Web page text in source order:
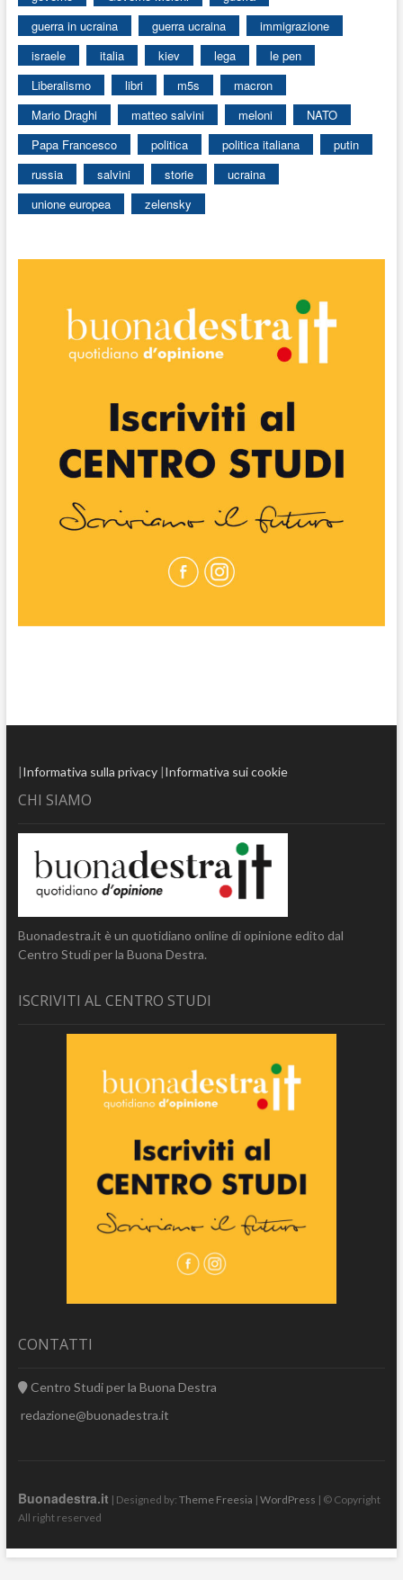
guerra in ucraina
guerra ucraina
immigrazione
israele
italia kiev lega
le pen
Liberalismo
libri m5s
macron
Mario Draghi
matteo salvini meloni
NATO
Papa Francesco
politica politica italiana
putin
russia
salvini storie
ucraina
unione europea
zelensky
|Informativa sulla privacy|Informativa sui cookie
CHI SIAMO
Buonadestra.it è un quotidiano online di opinione edito dal
Centro Studi per la Buona Destra.
ISCRIVITI AL CENTRO STUDI
CONTATTI
Centro Studi per la Buona Destra
redazione@buonadestra.it
Buonadestra.it | Designed by: Theme Freesia | WordPress | © Copyright
All right reserved